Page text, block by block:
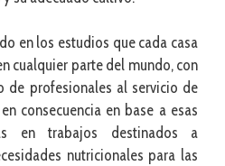
en los estudios que cada casa
cualquier parte del mundo, con
de profesionales al servicio de
consecuencia en base a esas
en trabajos destinados a
nutricionales para las